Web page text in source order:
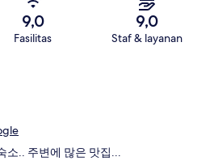
9,0
Fasilitas
9,0
Staf & layanan
소.. 주변에 많은 맛집...